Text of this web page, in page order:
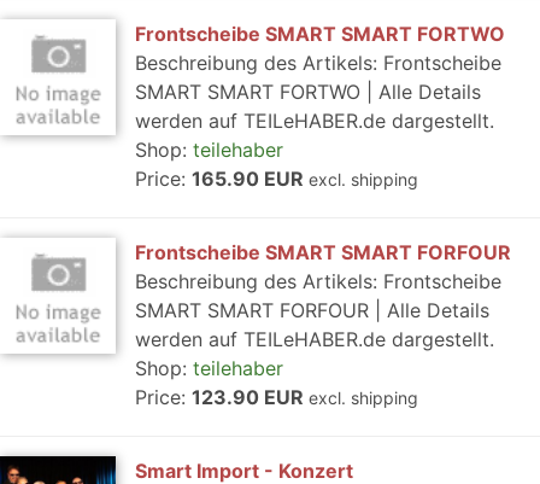
Frontscheibe SMART SMART FORTWO
Beschreibung des Artikels: Frontscheibe
SMART SMART FORTWO | Alle Details
werden auf TEILeHABER.de dargestellt.
Shop: teilehaber
Price: 165.90 EUR excl. shipping
Frontscheibe SMART SMART FORFOUR
Beschreibung des Artikels: Frontscheibe
SMART SMART FORFOUR | Alle Details
werden auf TEILeHABER.de dargestellt.
Shop: teilehaber
Price: 123.90 EUR excl. shipping
Smart Import - Konzert